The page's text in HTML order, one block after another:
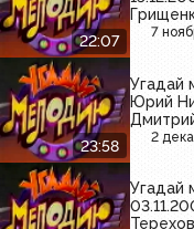
22:07
7
23:58
Угадай
Юрий
2
Угадай